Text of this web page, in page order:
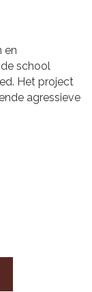
en
school
Het project
agressieve